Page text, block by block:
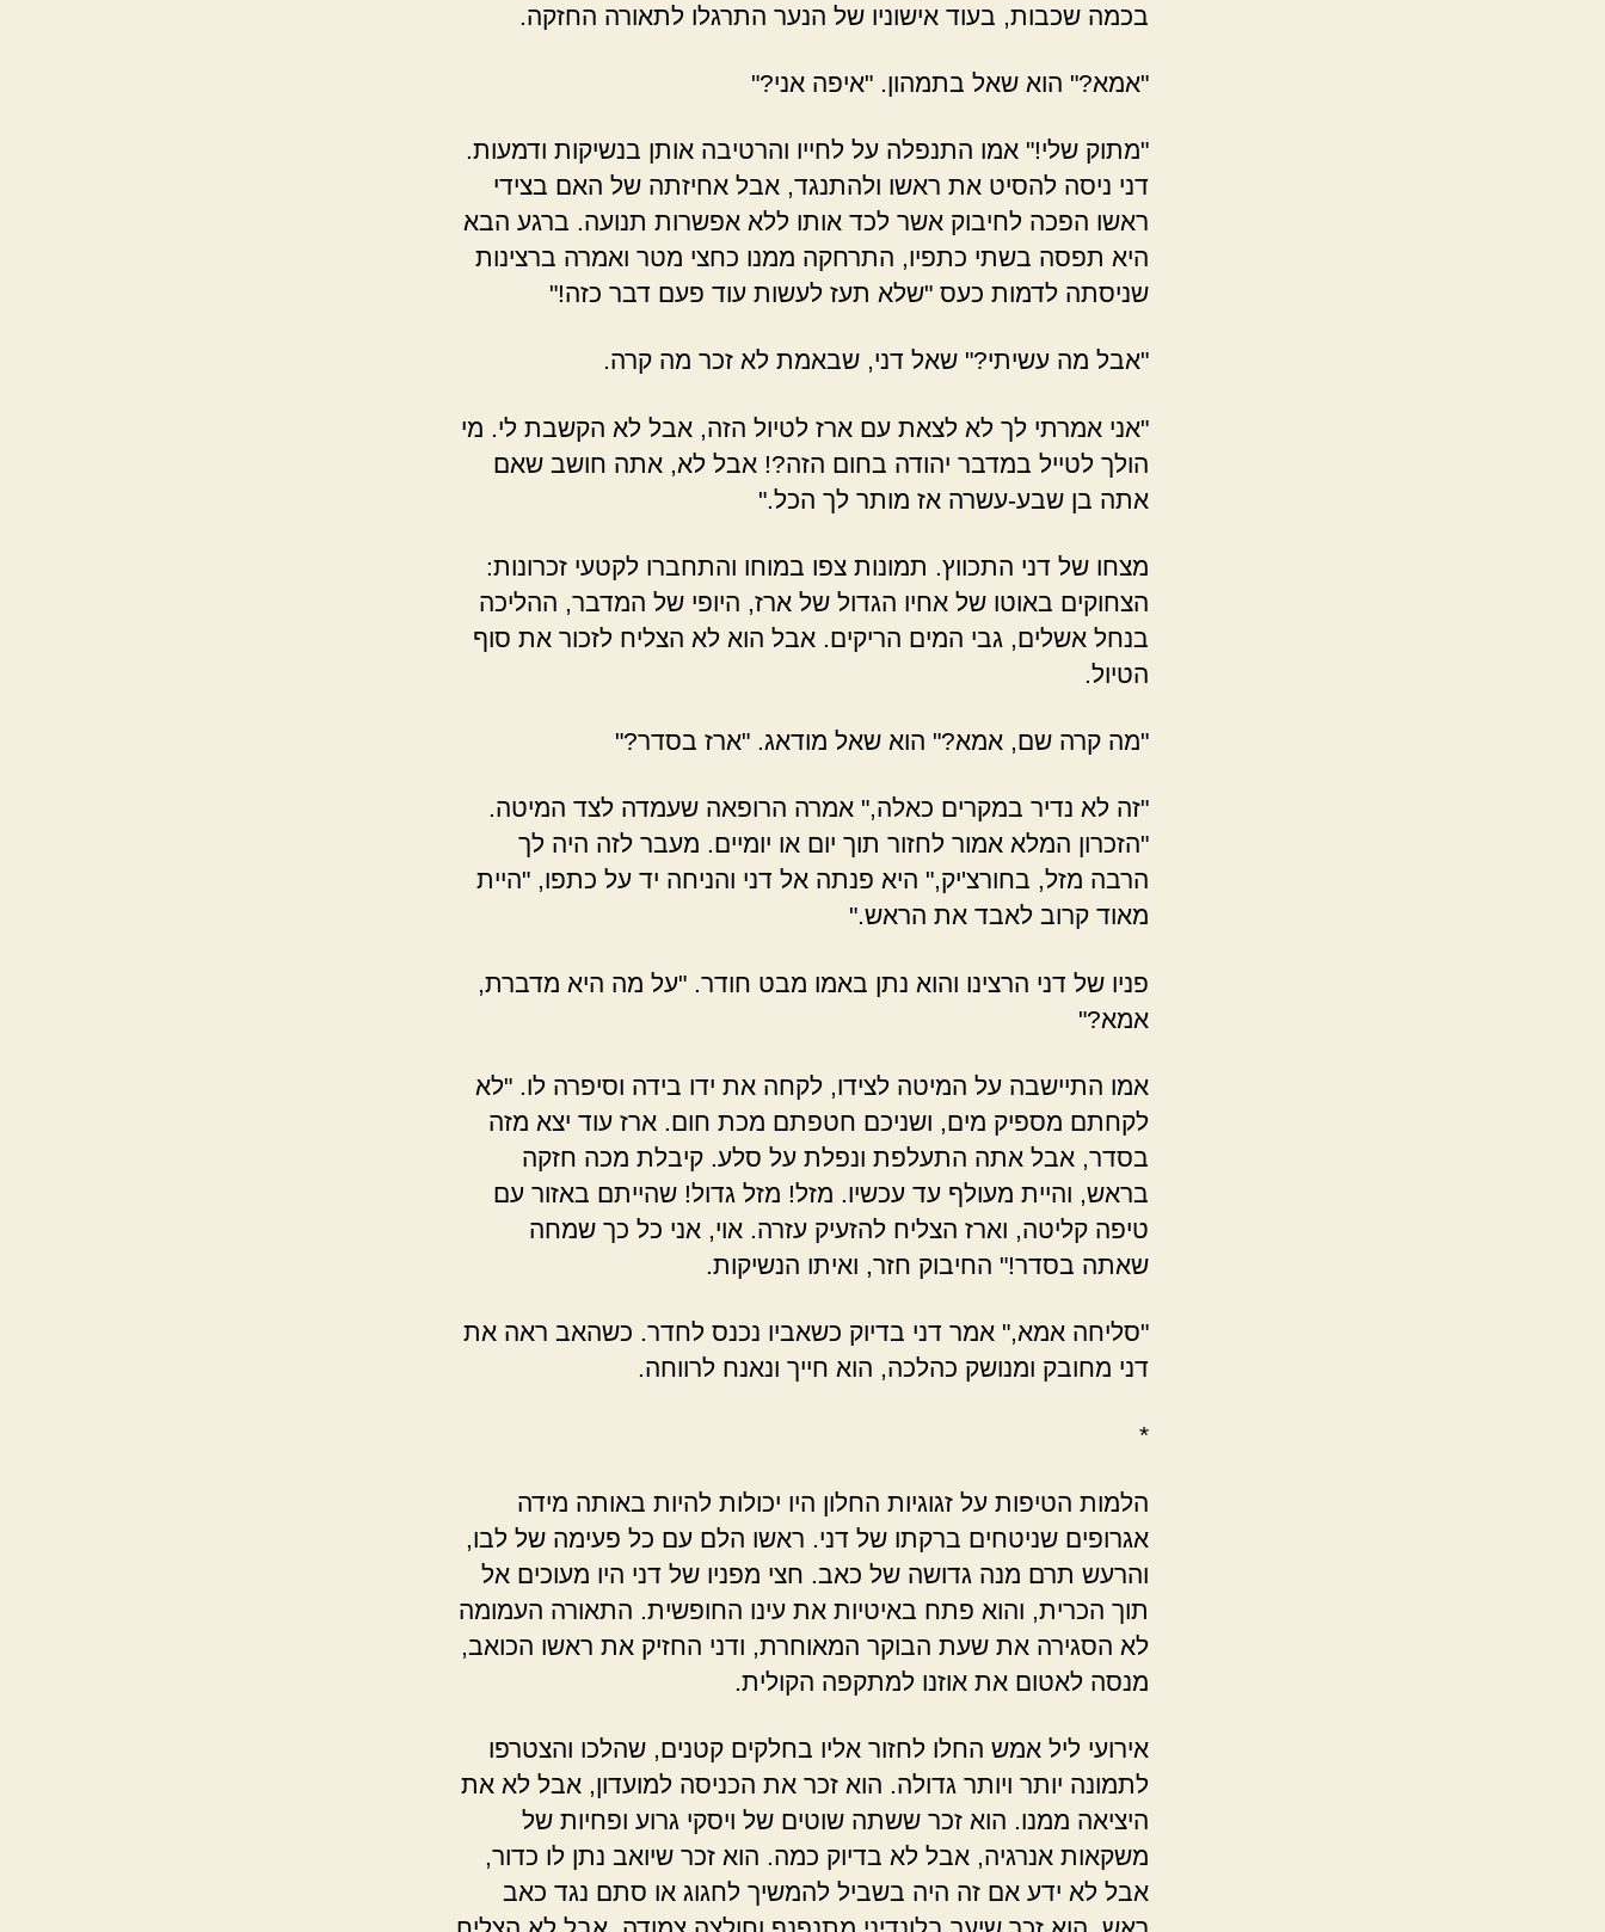
בכמה שכבות, בעוד אישוניו של הנער התרגלו לתאורה החזקה.
"אמא?" הוא שאל בתמהון. "איפה אני?"
"מתוק שלי!" אמו התנפלה על לחייו והרטיבה אותן בנשיקות ודמעות.
דני ניסה להסיט את ראשו ולהתנגד, אבל אחיזתה של האם בצידי
ראשו הפכה לחיבוק אשר לכד אותו ללא אפשרות תנועה. ברגע הבא
היא תפסה בשתי כתפיו, התרחקה ממנו כחצי מטר ואמרה ברצינות
שניסתה לדמות כעס "שלא תעז לעשות עוד פעם דבר כזה!"
"אבל מה עשיתי?" שאל דני, שבאמת לא זכר מה קרה.
"אני אמרתי לך לא לצאת עם ארז לטיול הזה, אבל לא הקשבת לי. מי
הולך לטייל במדבר יהודה בחום הזה?! אבל לא, אתה חושב שאם
אתה בן שבע-עשרה אז מותר לך הכל."
מצחו של דני התכווץ. תמונות צפו במוחו והתחברו לקטעי זכרונות:
הצחוקים באוטו של אחיו הגדול של ארז, היופי של המדבר, ההליכה
בנחל אשלים, גבי המים הריקים. אבל הוא לא הצליח לזכור את סוף
הטיול.
"מה קרה שם, אמא?" הוא שאל מודאג. "ארז בסדר?"
"זה לא נדיר במקרים כאלה," אמרה הרופאה שעמדה לצד המיטה.
"הזכרון המלא אמור לחזור תוך יום או יומיים. מעבר לזה היה לך
הרבה מזל, בחורצ'יק," היא פנתה אל דני והניחה יד על כתפו, "היית
מאוד קרוב לאבד את הראש."
פניו של דני הרצינו והוא נתן באמו מבט חודר. "על מה היא מדברת,
אמא?"
אמו התיישבה על המיטה לצידו, לקחה את ידו בידה וסיפרה לו. "לא
לקחתם מספיק מים, ושניכם חטפתם מכת חום. ארז עוד יצא מזה
בסדר, אבל אתה התעלפת ונפלת על סלע. קיבלת מכה חזקה
בראש, והיית מעולף עד עכשיו. מזל! מזל גדול! שהייתם באזור עם
טיפה קליטה, וארז הצליח להזעיק עזרה. אוי, אני כל כך שמחה
שאתה בסדר!" החיבוק חזר, ואיתו הנשיקות.
"סליחה אמא," אמר דני בדיוק כשאביו נכנס לחדר. כשהאב ראה את
דני מחובק ומנושק כהלכה, הוא חייך ונאנח לרווחה.
*
הלמות הטיפות על זגוגיות החלון היו יכולות להיות באותה מידה
אגרופים שניטחים ברקתו של דני. ראשו הלם עם כל פעימה של לבו,
והרעש תרם מנה גדושה של כאב. חצי מפניו של דני היו מעוכים אל
תוך הכרית, והוא פתח באיטיות את עינו החופשית. התאורה העמומה
לא הסגירה את שעת הבוקר המאוחרת, ודני החזיק את ראשו הכואב,
מנסה לאטום את אוזנו למתקפה הקולית.
אירועי ליל אמש החלו לחזור אליו בחלקים קטנים, שהלכו והצטרפו
לתמונה יותר ויותר גדולה. הוא זכר את הכניסה למועדון, אבל לא את
היציאה ממנו. הוא זכר ששתה שוטים של ויסקי גרוע ופחיות של
משקאות אנרגיה, אבל לא בדיוק כמה. הוא זכר שיואב נתן לו כדור,
אבל לא ידע אם זה היה בשביל להמשיך לחגוג או סתם נגד כאב